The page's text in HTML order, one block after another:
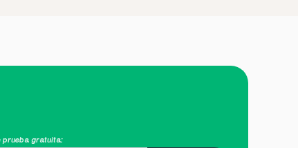
prueba gratuita: